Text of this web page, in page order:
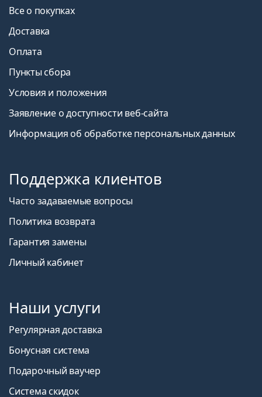
Все о покупках
Доставка
Оплата
Пункты сбора
Условия и положения
Заявление о доступности веб-сайта
Информация об обработке персональных данных
Поддержка клиентов
Часто задаваемые вопросы
Политика возврата
Гарантия замены
Личный кабинет
Наши услуги
Регулярная доставка
Бонусная система
Подарочный ваучер
Система скидок